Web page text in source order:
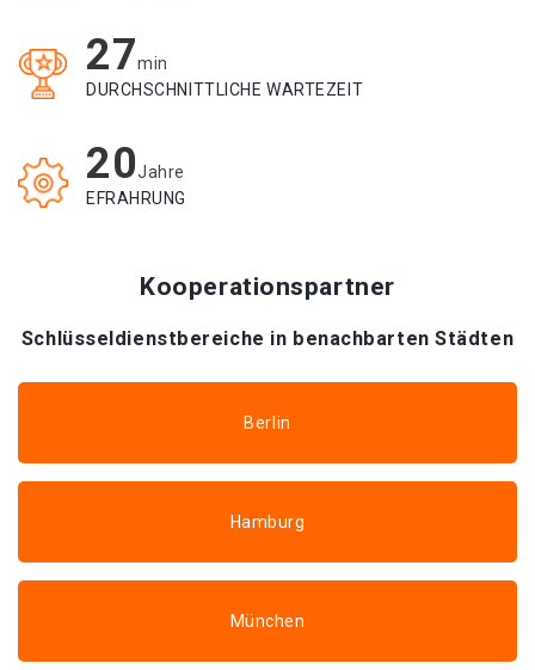
27min
DURCHSCHNITTLICHE WARTEZEIT
20Jahre
EFRAHRUNG
Kooperationspartner
Schlüsseldienstbereiche in benachbarten Städten
Berlin
Hamburg
München